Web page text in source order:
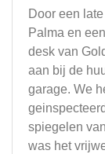
Door een
Palma en
desk van
aan bij de
garage. We
spiegelen
was het